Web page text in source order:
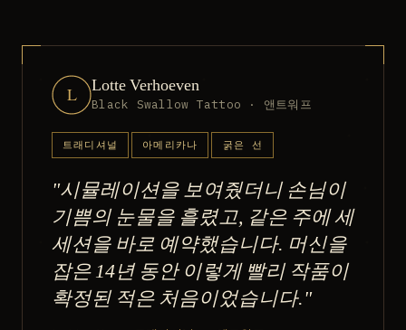
L Lotte Verhoeven
Black Swallow Tattoo · 앤트워프
트래디셔널 아메리카나 굵은 선
"시뮬레이션을 보여줬더니 손님이
기쁨의 눈물을 흘렸고, 같은 주에 세
세션을 바로 예약했습니다. 머신을
잡은 14년 동안 이렇게 빨리 작품이
확정된 적은 처음이었습니다."